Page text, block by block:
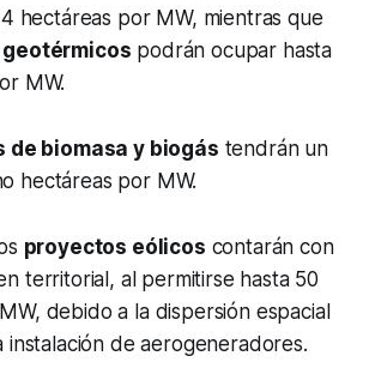
hectáreas por MW, mientras que
podrán ocupar hasta
MW.
de biomasa y biogás tendrán un
hectáreas por MW.
proyectos eólicos contarán con
territorial, al permitirse hasta 50
debido a la dispersión espacial
instalación de aerogeneradores.